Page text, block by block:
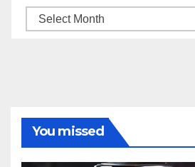
Archives
You missed